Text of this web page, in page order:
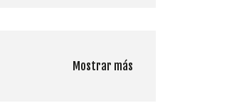
Mostrar más